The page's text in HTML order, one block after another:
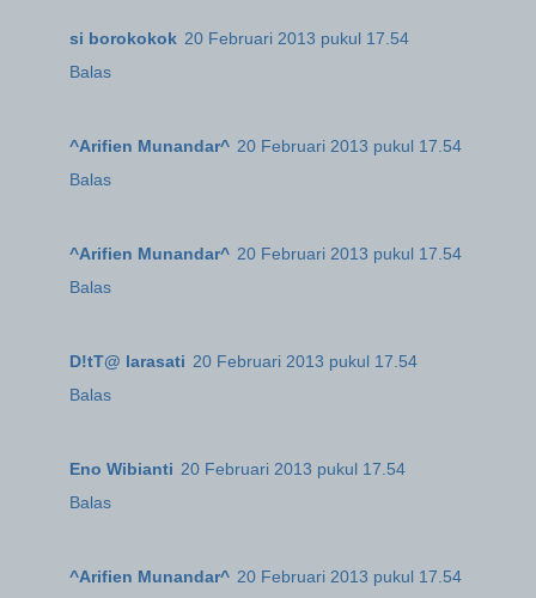
si borokokok 20 Februari 2013 pukul 17.54
Balas
^Arifien Munandar^ 20 Februari 2013 pukul 17.54
Balas
^Arifien Munandar^ 20 Februari 2013 pukul 17.54
Balas
D!tT@ larasati 20 Februari 2013 pukul 17.54
Balas
Eno Wibianti 20 Februari 2013 pukul 17.54
Balas
^Arifien Munandar^ 20 Februari 2013 pukul 17.54